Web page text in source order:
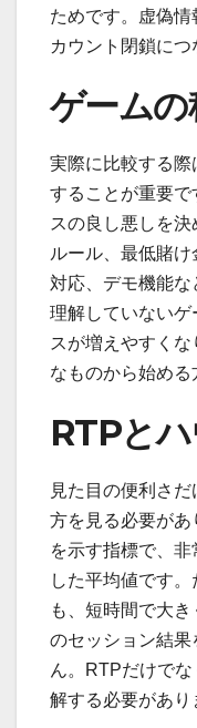
ためです。虚偽
カウント閉鎖につ
ゲームの
実際に比較する
することが重要
スの良し悪しを決
ルール、最低賭
対応、デモ機能な
理解していないゲ
スが増えやすく
なものから始める
RTPと
見た目の便利さ
方を見る必要が
を示す指標で、
した平均値です
も、短時間で大
のセッション結
ん。RTPだけで
解する必要があり